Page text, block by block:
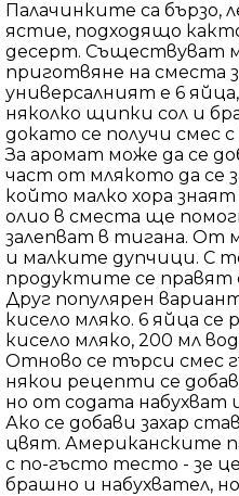
Палачинките са бързо,
ястие, подходящо както
десерт. Съществуват
приготвяне на сместа
универсалният е 6
няколко щипки сол и
докато се получи смес
За аромат може да се
част от млякото да се
който малко хора
олио в сместа ще
залепват в тигана. От
и малките дупчици. С
продуктите се правят
Друг популярен
кисело мляко. 6 яйца се
кисело мляко, 200 мл
Отново се търси смес
някои рецепти се
но от содата набухват
Ако се добави захар
цвят. Американските
с по-гъсто тесто - зе
брашно и набухвател,